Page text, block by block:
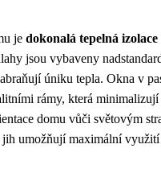
je dokonalá tepelná izolace
jsou vybaveny
úniku tepla. Okna v
rámy, která minimalizují
domu vůči světovým
umožňují maximální